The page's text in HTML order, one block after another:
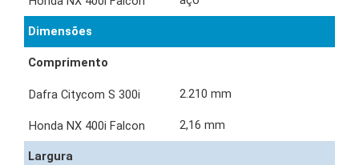
Dimensões
Comprimento
2.210 mm
2,16 mm
Largura